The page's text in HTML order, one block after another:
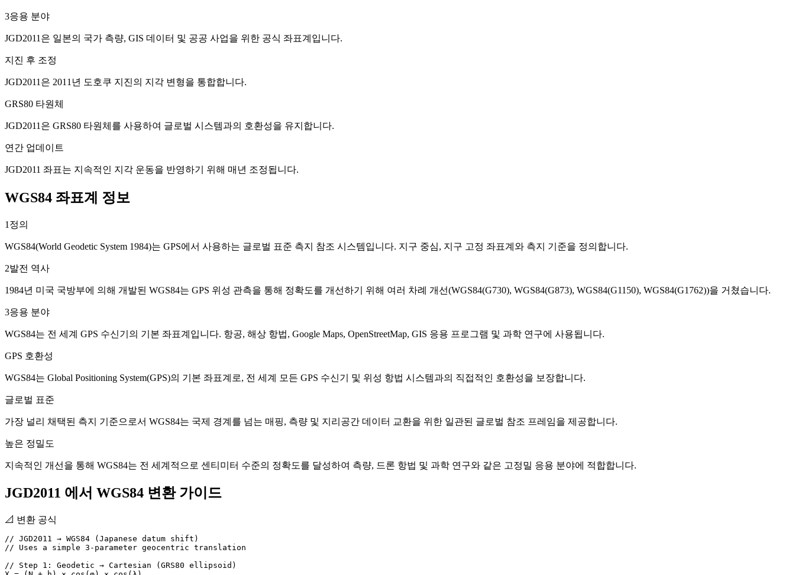
3응용 분야
JGD2011은 일본의 국가 측량, GIS 데이터 및 공공 사업을 위한 공식 좌표계입니다.
지진 후 조정
JGD2011은 2011년 도호쿠 지진의 지각 변형을 통합합니다.
GRS80 타원체
JGD2011은 GRS80 타원체를 사용하여 글로벌 시스템과의 호환성을 유지합니다.
연간 업데이트
JGD2011 좌표는 지속적인 지각 운동을 반영하기 위해 매년 조정됩니다.
WGS84 좌표계 정보
1 정의
WGS84(World Geodetic System 1984)는 GPS에서 사용하는 글로벌 표준 측지 참조 시스템입니다. 지구 중심, 지구 고정 좌표계와 측지 기준을 정의합니다.
2발전 역사
1984년 미국 국방부에 의해 개발된 WGS84는 GPS 위성 관측을 통해 정확도를 개선하기 위해 여러 차례 개선(WGS84(G730), WGS84(G873), WGS84(G1150), WGS84(G1762))을 거쳤습니다.
3응용 분야
WGS84는 전 세계 GPS 수신기의 기본 좌표계입니다. 항공, 해상 항법, Google Maps, OpenStreetMap, GIS 응용 프로그램 및 과학 연구에 사용됩니다.
GPS 호환성
WGS84는 Global Positioning System(GPS)의 기본 좌표계로, 전 세계 모든 GPS 수신기 및 위성 항법 시스템과의 직접적인 호환성을 보장합니다.
글로벌 표준
가장 널리 채택된 측지 기준으로서 WGS84는 국제 경계를 넘는 매핑, 측량 및 지리공간 데이터 교환을 위한 일관된 글로벌 참조 프레임을 제공합니다.
높은 정밀도
지속적인 개선을 통해 WGS84는 전 세계적으로 센티미터 수준의 정확도를 달성하여 측량, 드론 항법 및 과학 연구와 같은 고정밀 응용 분야에 적합합니다.
JGD2011 에서 WGS84 변환 가이드
📐 변환 공식
// JGD2011 → WGS84 (Japanese datum shift)
// Uses a simple 3-parameter geocentric translation
// Step 1: Geodetic → Cartesian (GRS80 ellipsoid)